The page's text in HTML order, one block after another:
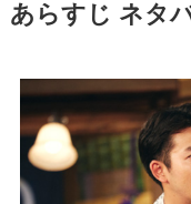
あらすじ ネタ